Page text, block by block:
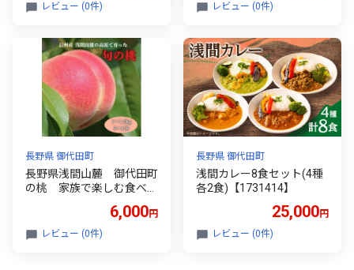
レビュー (0件)
レビュー (0件)
長野県 御代田町
長野県浅間山麓 御代田町
の桃 家族で楽しむ食べ切
りハーフ箱(1～1.2kg)【17
6,000円
レビュー (0件)
長野県 御代田町
浅間カレー8食セット(4種
各2食)【1731414】
25,000円
レビュー (0件)